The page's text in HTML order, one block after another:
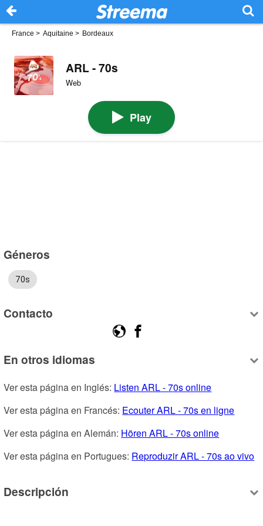
France > Aquitaine > Bordeaux
ARL - 70s
Web
Play
Géneros
70s
Contacto
En otros idiomas
Ver esta página en Inglés: Listen ARL - 70s online
Ver esta página en Francés: Ecouter ARL - 70s en ligne
Ver esta página en Alemán: Hören ARL - 70s online
Ver esta página en Portugues: Reproduzir ARL - 70s ao vivo
Descripción